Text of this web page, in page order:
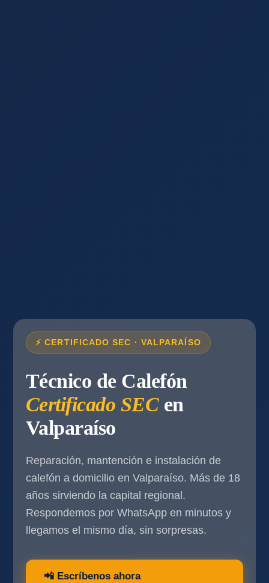
⚡ CERTIFICADO SEC · VALPARAÍSO
Técnico de Calefón
Certificado SECen
Valparaíso
Reparación, mantención e instalación de
calefón a domicilio en Valparaíso. Más de 18
años sirviendo la capital regional.
Respondemos por WhatsApp en minutos y
llegamos el mismo día, sin sorpresas.
📲 Escríbenos ahora